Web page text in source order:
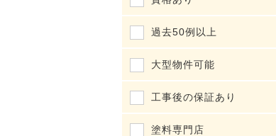
過去50例以上
大型物件可能
工事後の保証あり
塗料専門店